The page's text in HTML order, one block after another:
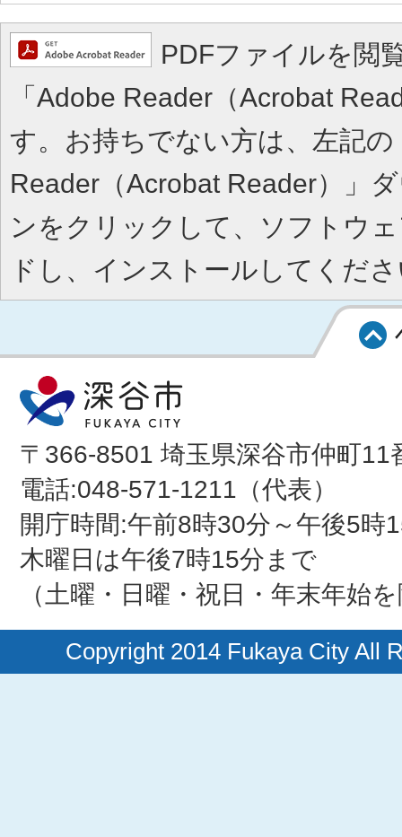
PDFファイルを閲
「Adobe Reader（Acrobat
す。お持ちでない方は、左記の
Reader（Acrobat Reader）」
ンをクリックして、ソフトウ
ドし、インストールしてくだ
〒366-8501 埼玉県深谷市仲町11
電話:048-571-1211（代表）
開庁時間:午前8時30分～午後5時
木曜日は午後7時15分まで
（土曜・日曜・祝日・年末年始
Copyright 2014 Fukaya City All